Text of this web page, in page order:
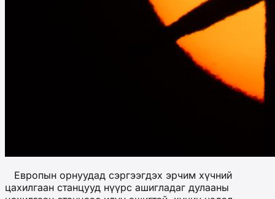
Европын орнуудад сэргээгдэх эрчим хүчний
цахилгаан станцууд нүүрс ашигладаг дулааны